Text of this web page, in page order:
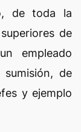
de toda la
de
empleado
de
y ejemplo